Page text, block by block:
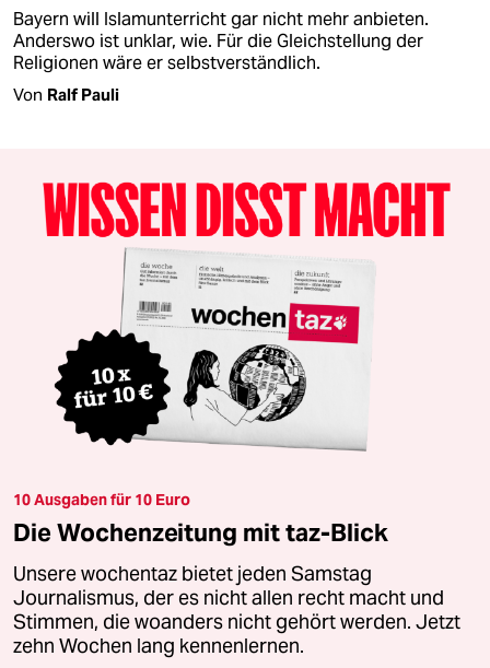
Bayern will Islamunterricht gar nicht mehr anbieten.
Anderswo ist unklar, wie. Für die Gleichstellung der
Religionen wäre er selbstverständlich.
Von Ralf Pauli
10 Ausgaben für 10 Euro
Die Wochenzeitung mit taz-Blick
Unsere wochentaz bietet jeden Samstag
Journalismus, der es nicht allen recht macht und
Stimmen, die woanders nicht gehört werden. Jetzt
zehn Wochen lang kennenlernen.